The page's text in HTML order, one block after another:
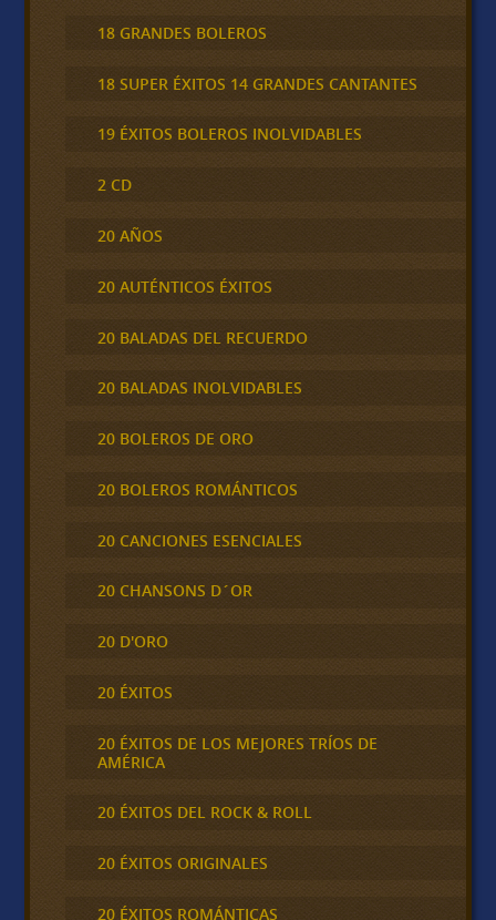
18 GRANDES BOLEROS
18 SUPER ÉXITOS 14 GRANDES CANTANTES
19 ÉXITOS BOLEROS INOLVIDABLES
2 CD
20 AÑOS
20 AUTÉNTICOS ÉXITOS
20 BALADAS DEL RECUERDO
20 BALADAS INOLVIDABLES
20 BOLEROS DE ORO
20 BOLEROS ROMÁNTICOS
20 CANCIONES ESENCIALES
20 CHANSONS D´OR
20 D'ORO
20 ÉXITOS
20 ÉXITOS DE LOS MEJORES TRÍOS DE
AMÉRICA
20 ÉXITOS DEL ROCK & ROLL
20 ÉXITOS ORIGINALES
20 ÉXITOS ROMÁNTICAS